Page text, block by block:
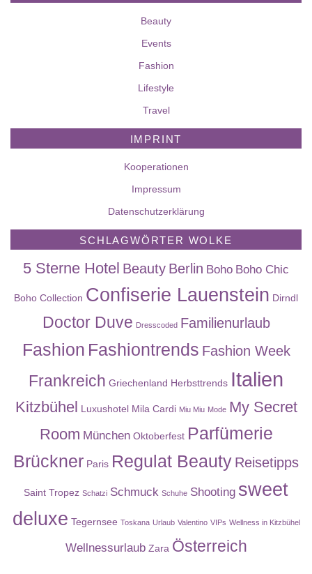
Beauty
Events
Fashion
Lifestyle
Travel
IMPRINT
Kooperationen
Impressum
Datenschutzerklärung
SCHLAGWÖRTER WOLKE
5 Sterne Hotel Beauty Berlin Boho Boho Chic
Boho Collection Confiserie Lauenstein Dirndl
Doctor Duve Dresscoded Familienurlaub
Fashion Fashiontrends Fashion Week
Frankreich Griechenland Herbsttrends Italien
Kitzbühel Luxushotel Mila Cardi Miu Miu Mode My Secret
Room München Oktoberfest Parfümerie
Brückner Paris Regulat Beauty Reisetipps
Saint Tropez Schatzi Schmuck Schuhe Shooting sweet
deluxe Tegernsee Toskana Urlaub Valentino VIPs Wellness in Kitzbühel
Wellnessurlaub Zara Österreich